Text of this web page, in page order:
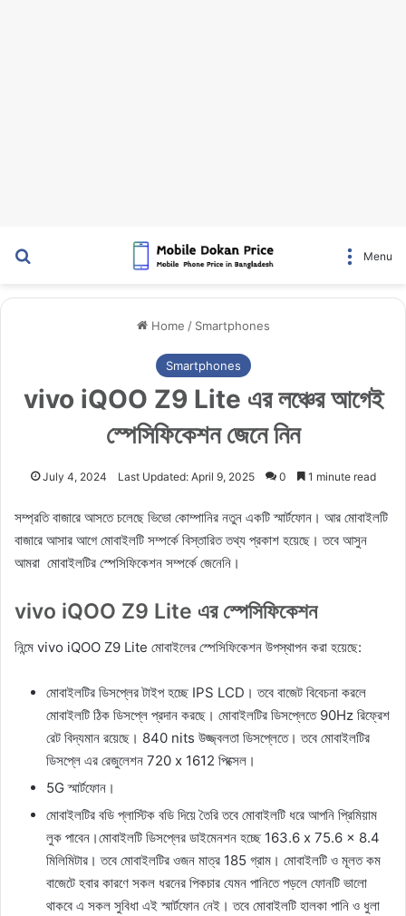
Menu
Home / Smartphones
Smartphones
vivo iQOO Z9 Lite এর লঞ্চের আগেই
স্পেসিফিকেশন জেনে নিন
July 4, 2024 Last Updated: April 9, 2025 0 1 minute read
সম্প্রতি বাজারে আসতে চলেছে ভিভো কোম্পানির নতুন একটি স্মার্টফোন। আর মোবাইলটি
বাজারে আসার আগে মোবাইলটি সম্পর্কে বিস্তারিত তথ্য প্রকাশ হয়েছে। তবে আসুন
আমরা মোবাইলটির স্পেসিফিকেশন সম্পর্কে জেনেনি।
vivo iQOO Z9 Lite এর স্পেসিফিকেশন
নিন্মে vivo iQOO Z9 Lite মোবাইলের স্পেসিফিকেশন উপস্থাপন করা হয়েছে:
মোবাইলটির ডিসপ্লের টাইপ হচ্ছে IPS LCD। তবে বাজেট বিবেচনা করলে
মোবাইলটি ঠিক ডিসপ্লে প্রদান করছে। মোবাইলটির ডিসপ্লেতে 90Hz রিফ্রেশ
রেট বিদ্যমান রয়েছে। 840 nits উজ্জ্বলতা ডিসপ্লেতে। তবে মোবাইলটির
ডিসপ্লে এর রেজুলেশন 720 x 1612 পিক্সেল।
5G স্মার্টফোন।
মোবাইলটির বডি প্লাস্টিক বডি দিয়ে তৈরি তবে মোবাইলটি ধরে আপনি প্রিমিয়াম
লুক পাবেন।মোবাইলটি ডিসপ্লের ডাইমেনশন হচ্ছে 163.6 x 75.6 x 8.4
মিলিমিটার। তবে মোবাইলটির ওজন মাত্র 185 গ্রাম। মোবাইলটি ও মূলত কম
বাজেটে হবার কারণে সকল ধরনের পিকচার যেমন পানিতে পড়লে ফোনটি ভালো
থাকবে এ সকল সুবিধা এই স্মার্টফোন নেই। তবে মোবাইলটি হালকা পানি ও ধুলা